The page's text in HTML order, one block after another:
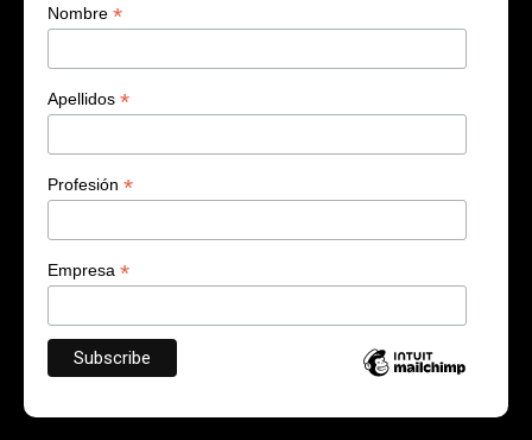
Nombre *
Apellidos *
Profesión *
Empresa *